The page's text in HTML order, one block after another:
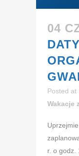
04
Posted at
Wakacje
r. o godz.